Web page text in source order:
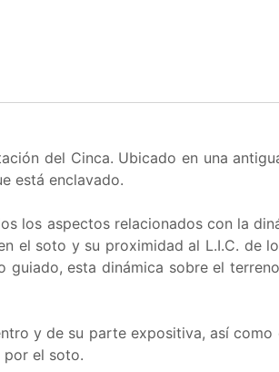
del Cinca. Ubicado en una
está enclavado.
los aspectos relacionados con la
el soto y su proximidad al L.I.C. de
esta dinámica sobre el
y de su parte expositiva, así como
por el soto.